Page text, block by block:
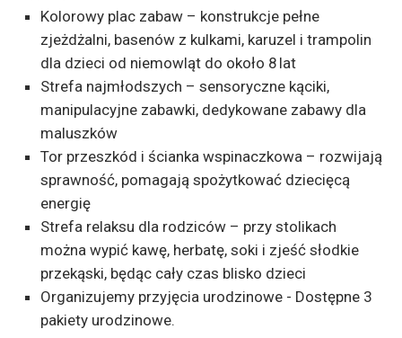
Kolorowy plac zabaw – konstrukcje pełne
zjeżdżalni, basenów z kulkami, karuzel i trampolin
dla dzieci od niemowląt do około 8 lat
Strefa najmłodszych – sensoryczne kąciki,
manipulacyjne zabawki, dedykowane zabawy dla
maluszków
Tor przeszkód i ścianka wspinaczkowa – rozwijają
sprawność, pomagają spożytkować dziecięcą
energię
Strefa relaksu dla rodziców – przy stolikach
można wypić kawę, herbatę, soki i zjeść słodkie
przekąski, będąc cały czas blisko dzieci
Organizujemy przyjęcia urodzinowe - Dostępne 3
pakiety urodzinowe.